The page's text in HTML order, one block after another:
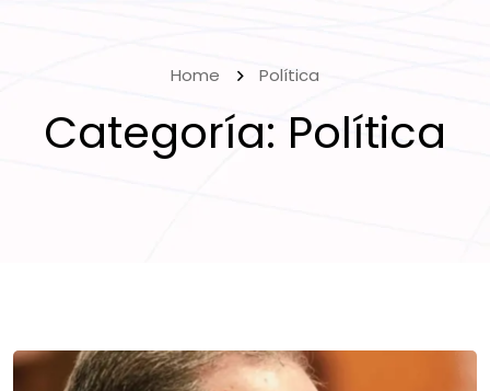
Home Política
Categoría: Política